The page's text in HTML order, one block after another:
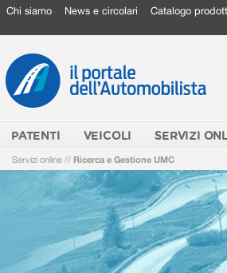
Chi siamo News e circolari Catalogo
PATENTI VEICOLI SERVIZI
Servizi online // Ricerca e Gestione UMC